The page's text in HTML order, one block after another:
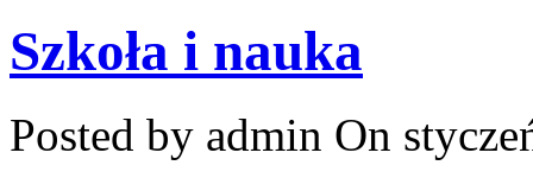
Szkoła i nauka
Posted by admin On